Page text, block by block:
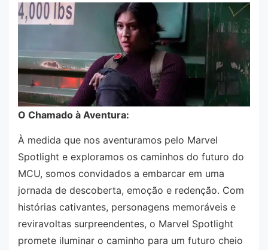
O Chamado à Aventura:
À medida que nos aventuramos pelo Marvel
Spotlight e exploramos os caminhos do futuro do
MCU, somos convidados a embarcar em uma
jornada de descoberta, emoção e redenção. Com
histórias cativantes, personagens memoráveis e
reviravoltas surpreendentes, o Marvel Spotlight
promete iluminar o caminho para um futuro cheio